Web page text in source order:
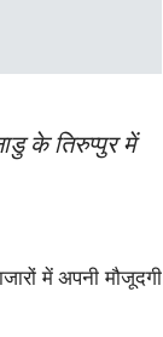
के तिरुप्पुर में
में अपनी मौजूदगी